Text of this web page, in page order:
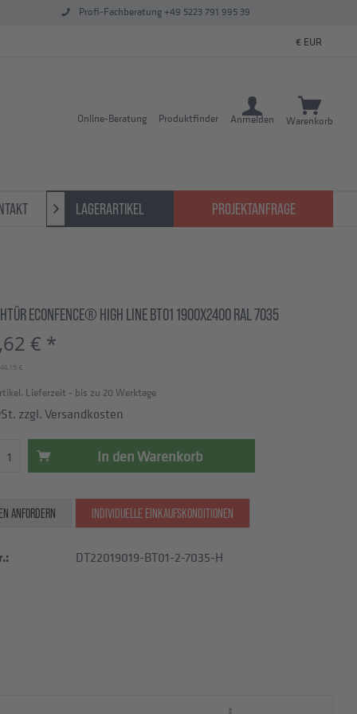
Profi-Fachberatung +49 5223 791 995 39
Warenkorb
Anmelden
Produktfinder
Online-Beratung
 LAGERARTIKEL PROJEKTANFRAGE
ECONFENCE® HIGH LINE BT01 1900X2400 RAL 7035
€ *
€
Lieferzeit - bis zu 20 Werktage
zzgl. Versandkosten
In den Warenkorb
ANFORDERN INDIVIDUELLE EINKAUFSKONDITIONEN
DT22019019-BT01-2-7035-H